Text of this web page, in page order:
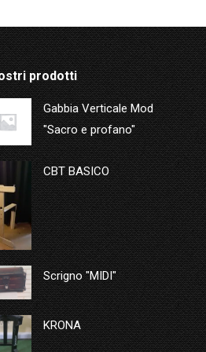
prodotti
Gabbia Verticale Mod
"Sacro e profano"
CBT BASICO
Scrigno "MIDI"
KRONA